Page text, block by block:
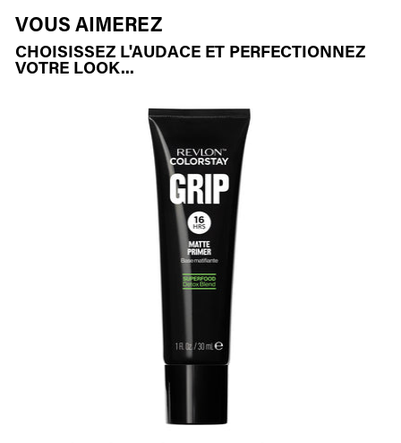
VOUS AIMEREZ
CHOISISSEZ L'AUDACE ET PERFECTIONNEZ
VOTRE LOOK...